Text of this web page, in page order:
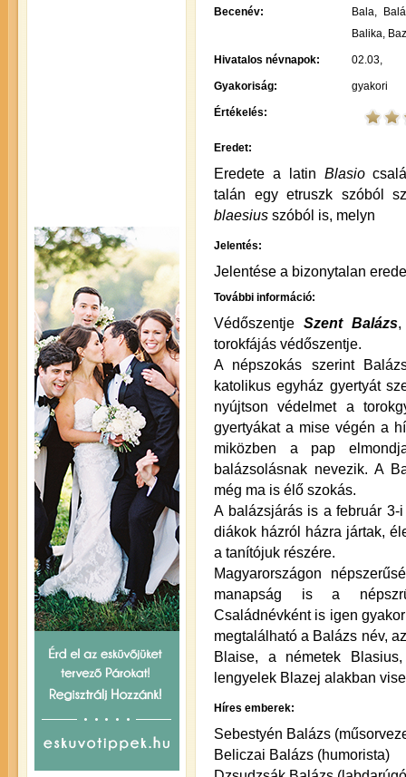
Becenév:
Bala,
Balika,
Hivatalos névnapok: 02.03,
Gyakoriság: gyakori
Értékelés:
Eredet:
Eredete a latin Blasio
talán egy etruszk szóból
blaesius szóból is, melyn
Jelentés:
Jelentése a bizonytalan
További információ:
Védőszentje Szent Balázs,
torokfájás védőszentje.
A népszokás szerint
katolikus egyház gyertyát
nyújtson védelmet a
gyertyákat a mise végén a
miközben a pap
balázsolásnak nevezik. A
még ma is élő szokás.
A balázsjárás is a február 3-
diákok házról házra jártak,
a tanítójuk részére.
Magyarországon
manapság is a
Családnévként is igen
megtalálható a Balázs név,
Blaise, a németek
lengyelek Blazej alakban
Híres emberek:
Sebestyén Balázs
Beliczai Balázs (humorista)